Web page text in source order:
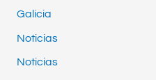
Galicia
Noticias
Noticias